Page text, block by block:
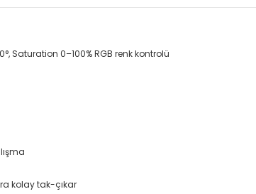
Saturation 0–100% RGB renk kontrolü
kolay tak-çıkar